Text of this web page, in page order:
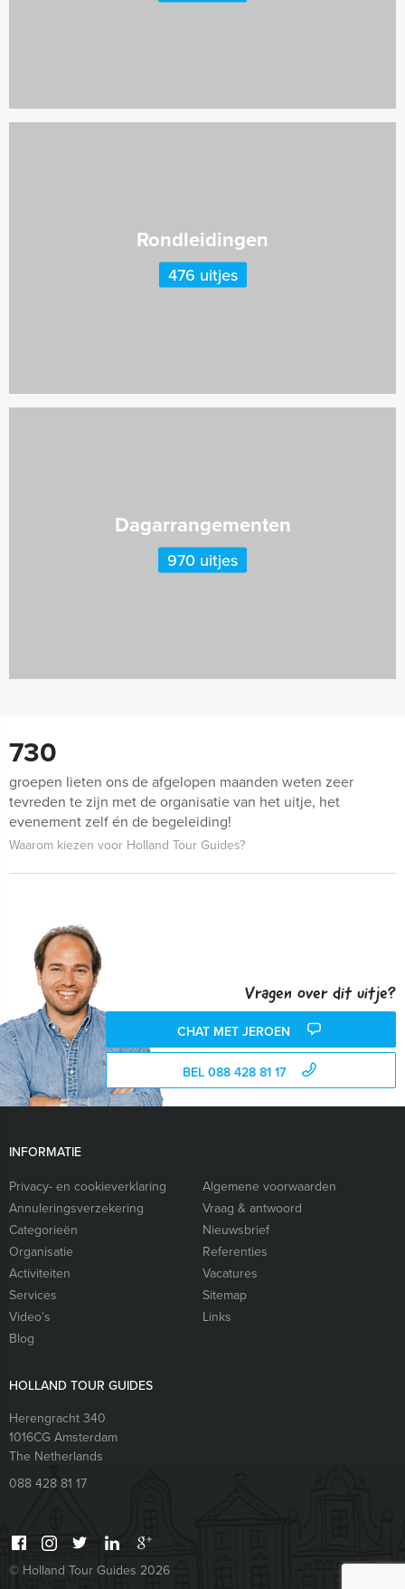
Rondleidingen
476 uitjes
Dagarrangementen
970 uitjes
730
groepen lieten ons de afgelopen maanden weten zeer
tevreden te zijn met de organisatie van het uitje, het
evenement zelf én de begeleiding!
Waarom kiezen voor Holland Tour Guides?
Vragen over dit uitje?
CHAT MET JEROEN
BEL 088 428 81 17
INFORMATIE
Privacy- en cookieverklaring
Algemene voorwaarden
Annuleringsverzekering
Vraag & antwoord
Categorieën
Nieuwsbrief
Organisatie
Referenties
Activiteiten
Vacatures
Services
Sitemap
Video’s
Links
Blog
HOLLAND TOUR GUIDES
Herengracht 340
1016CG Amsterdam
The Netherlands
088 428 81 17
© Holland Tour Guides 2026